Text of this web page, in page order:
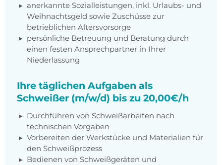
anerkannte Sozialleistungen, inkl. Urlaubs- und
Weihnachtsgeld sowie Zuschüsse zur
betrieblichen Altersvorsorge
persönliche Betreuung und Beratung durch
einen festen Ansprechpartner in Ihrer
Niederlassung
Ihre täglichen Aufgaben als
Schweißer (m/w/d) bis zu 20,00€/h
Durchführen von Schweißarbeiten nach
technischen Vorgaben
Vorbereiten der Werkstücke und Materialien für
den Schweißprozess
Bedienen von Schweißgeräten und